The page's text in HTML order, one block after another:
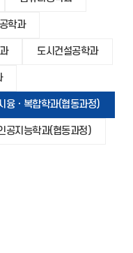
학과
도시건설공학과
융ㆍ복합학과(협동과정)
공지능학과(협동과정)